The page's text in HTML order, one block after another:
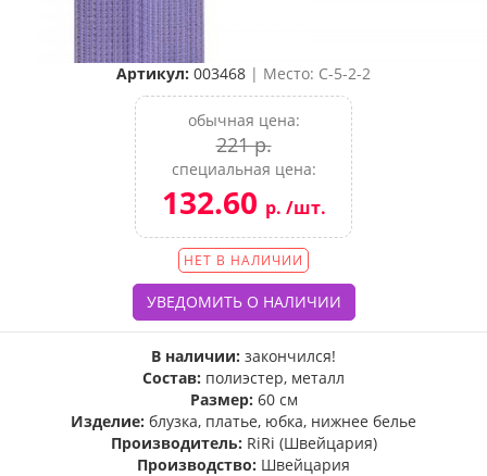
Артикул: 003468 | Место: C-5-2-2
обычная цена:
221 р.
специальная цена:
132.60 р. /шт.
НЕТ В НАЛИЧИИ
В наличии: закончился!
Состав: полиэстер, металл
Размер: 60 см
Изделие: блузка, платье, юбка, нижнее белье
Производитель: RiRi (Швейцария)
Производство: Швейцария